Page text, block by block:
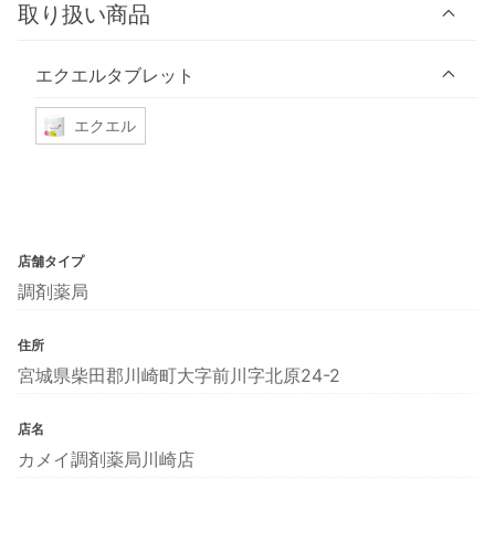
取り扱い商品
エクエルタブレット
エクエル
店舗タイプ
調剤薬局
住所
宮城県柴田郡川崎町大字前川字北原24-2
店名
カメイ調剤薬局川崎店